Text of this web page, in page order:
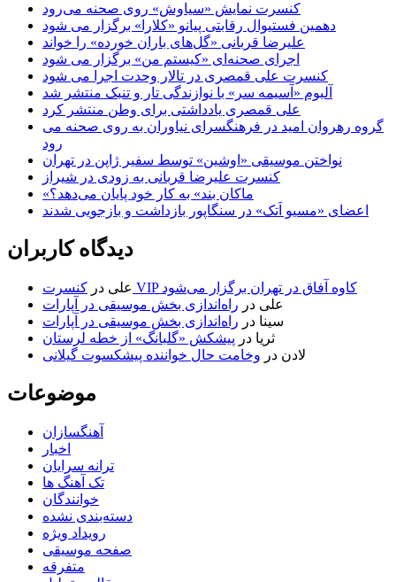
کنسرت‌ نمایش «سیاوش» روی صحنه می‌رود
دهمین فستیوال رقابتی پیانو «کلارا» برگزار می شود
علیرضا قربانی «گل‌های باران خورده» را خواند
اجرای صحنه‌ای «کیستم من» برگزار می شود
کنسرت علی قمصری در تالار وحدت اجرا می شود
آلبوم «آسیمه سر» با نوازندگی تار و تنبک منتشر شد
علی قمصری یادداشتی برای وطن منتشر کرد
گروه رهروان امید در فرهنگسرای نیاوران به روی صحنه می
رود
نواختن موسیقی «اوشین» توسط سفیر ژاپن در تهران
کنسرت علیرضا قربانی به زودی در شیراز
«ماکان بند» به کار خود پایان می‌دهد؟
اعضای «مسیو اَتک» در سنگاپور بازداشت و بازجویی شدند
دیدگاه کاربران
علی در
کنسرت VIP کاوه آفاق در تهران برگزار می‌شود
علی در راه‌اندازی بخش موسیقی در آپارات
سینا در راه‌اندازی بخش موسیقی در آپارات
ثریا در پیشکش «گلبانگ» از خطه لرستان
لادن در وخامت حال خواننده پیشکسوت گیلانی
موضوعات
آهنگسازان
اخبار
ترانه سرایان
تک آهنگ ها
خوانندگان
دسته‌بندی نشده
رویداد ویژه
صفحه موسیقی
متفرقه